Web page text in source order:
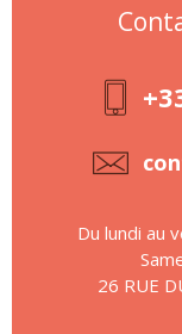
Du lundi au
26 RUE